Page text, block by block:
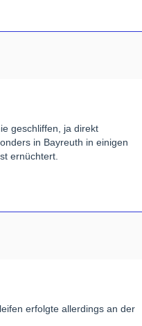
geschliffen, ja direkt
in Bayreuth in einigen
ernüchtert.
erfolgte allerdings an der